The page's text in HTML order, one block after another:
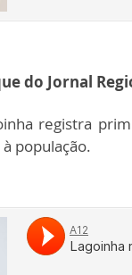
do Jornal
registra
população.